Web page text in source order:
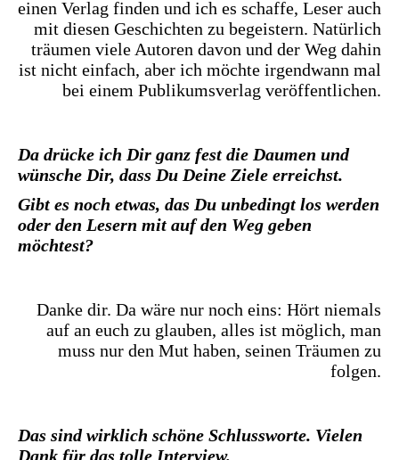
einen Verlag finden und ich es schaffe, Leser auch
mit diesen Geschichten zu begeistern. Natürlich
träumen viele Autoren davon und der Weg dahin
ist nicht einfach, aber ich möchte irgendwann mal
bei einem Publikumsverlag veröffentlichen.
Da drücke ich Dir ganz fest die Daumen und
wünsche Dir, dass Du Deine Ziele erreichst.
Gibt es noch etwas, das Du unbedingt los werden
oder den Lesern mit auf den Weg geben
möchtest?
Danke dir. Da wäre nur noch eins: Hört niemals
auf an euch zu glauben, alles ist möglich, man
muss nur den Mut haben, seinen Träumen zu
folgen.
Das sind wirklich schöne Schlussworte. Vielen
Dank für das tolle Interview.